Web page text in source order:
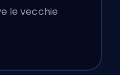
le vecchie